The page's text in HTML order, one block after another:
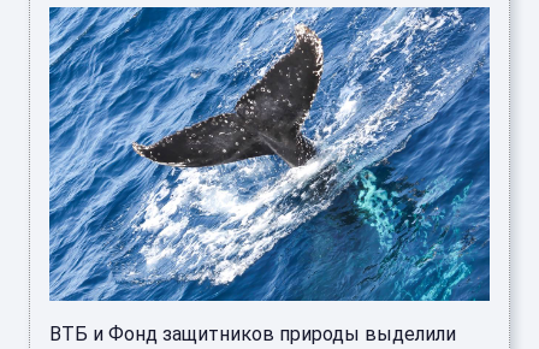
ВТБ и Фонд защитников природы выделили